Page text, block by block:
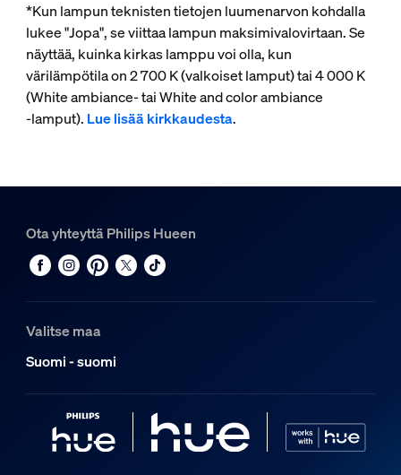
*Kun lampun teknisten tietojen luumenarvon kohdalla
lukee "Jopa", se viittaa lampun maksimivalovirtaan. Se
näyttää, kuinka kirkas lamppu voi olla, kun
värilämpötila on 2 700 K (valkoiset lamput) tai 4 000 K
(White ambiance- tai White and color ambiance
‑lamput). Lue lisää kirkkaudesta.
Ota yhteyttä Philips Hueen
Valitse maa
Suomi - suomi